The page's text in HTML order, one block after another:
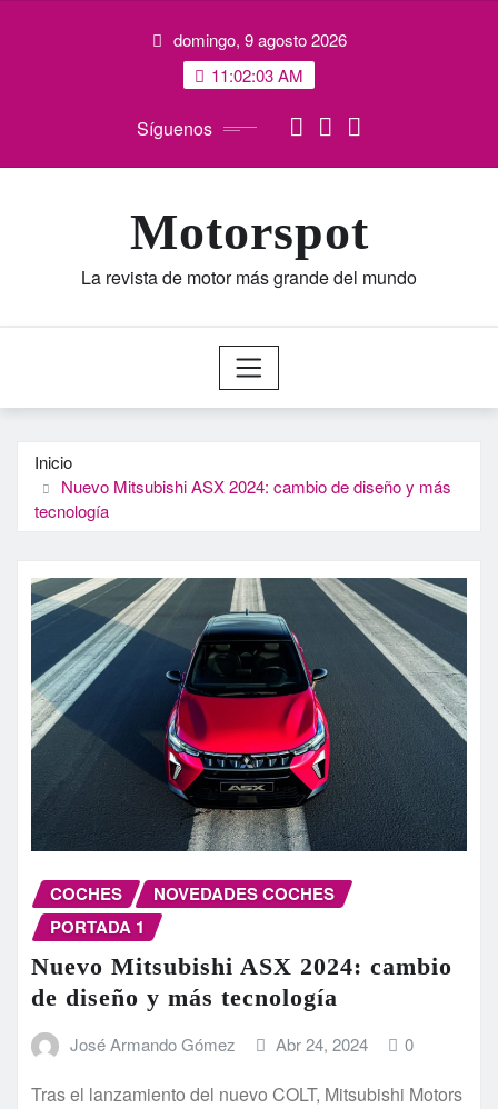
domingo, 9 agosto 2026
11:02:03 AM
Síguenos
Motorspot
La revista de motor más grande del mundo
Inicio
Nuevo Mitsubishi ASX 2024: cambio de diseño y más
tecnología
COCHES
NOVEDADES COCHES
PORTADA 1
Nuevo Mitsubishi ASX 2024: cambio
de diseño y más tecnología
José Armando Gómez Abr 24, 2024 0
Tras el lanzamiento del nuevo COLT, Mitsubishi Motors